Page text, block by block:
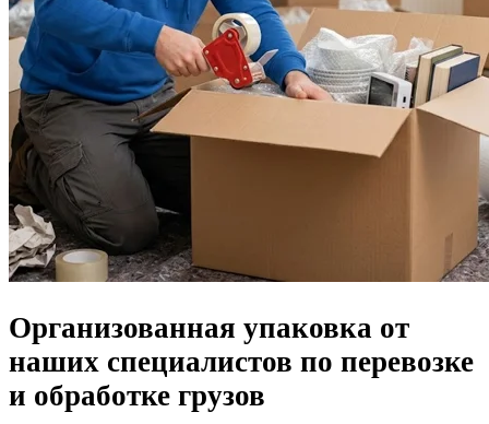
Организованная упаковка от
наших специалистов по перевозке
и обработке грузов